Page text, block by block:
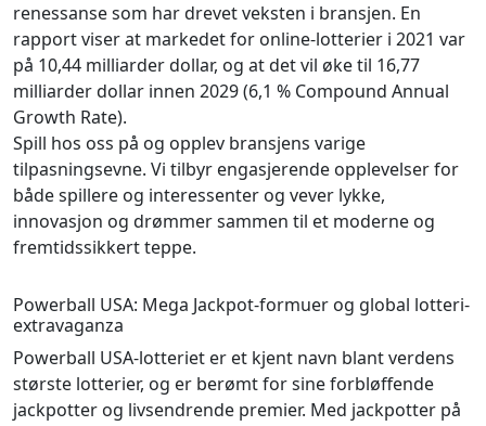
renessanse som har drevet veksten i bransjen. En
rapport viser at markedet for online-lotterier i 2021 var
på 10,44 milliarder dollar, og at det vil øke til 16,77
milliarder dollar innen 2029 (6,1 % Compound Annual
Growth Rate).
Spill hos oss på og opplev bransjens varige
tilpasningsevne. Vi tilbyr engasjerende opplevelser for
både spillere og interessenter og vever lykke,
innovasjon og drømmer sammen til et moderne og
fremtidssikkert teppe.
Powerball USA: Mega Jackpot-formuer og global lotteri-
extravaganza
Powerball USA-lotteriet er et kjent navn blant verdens
største lotterier, og er berømt for sine forbløffende
jackpotter og livsendrende premier. Med jackpotter på